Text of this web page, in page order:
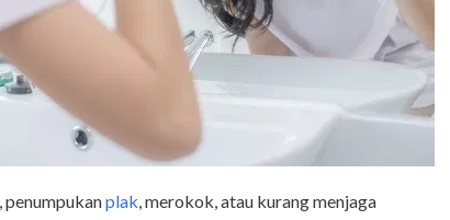
penumpukanplak, merokok, atau kurang menjaga